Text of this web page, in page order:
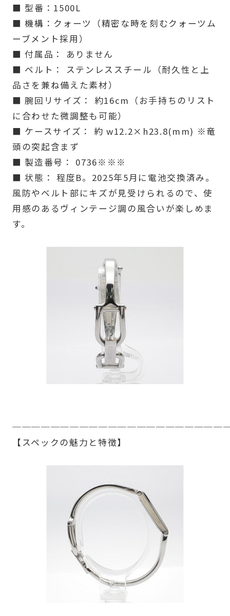
■ 型番：1500L
■ 機構：クォーツ（精密な時を刻むクォーツム
ーブメント採用）
■ 付属品： ありません
■ ベルト： ステンレススチール（耐久性と上
品さを兼ね備えた素材）
■ 腕回リサイズ： 約16cm（お手持ちのリスト
に合わせた微調整も可能）
■ ケースサイズ： 約 w12.2×h23.8(mm) ※竜
頭の突起含まず
■ 製造番号： 0736※※※
■ 状態： 程度B。2025年5月に電池交換済み。
風防やベルト部にキズが見受けられるので、使
用感のあるヴィンテージ調の風合いが楽しめま
す。
【スペックの魅力と特徴】